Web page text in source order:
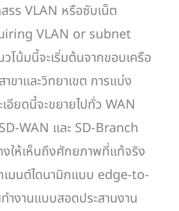
รร VLAN หรือซับเน็ต
VLAN or subnet
น้มนี้จะเริ่มต้นจากขอบเครือ
ขาและวิทยาเขต การแบ่ง
อียดนี้จะขยายไปทั่ว WAN
WAN และ SD-Branch
ให้เห็นถึงศักยภาพที่แท้จริง
เมนต์ไดนามิกแบบ edge-to-
งานแบบสอดประสานงาน